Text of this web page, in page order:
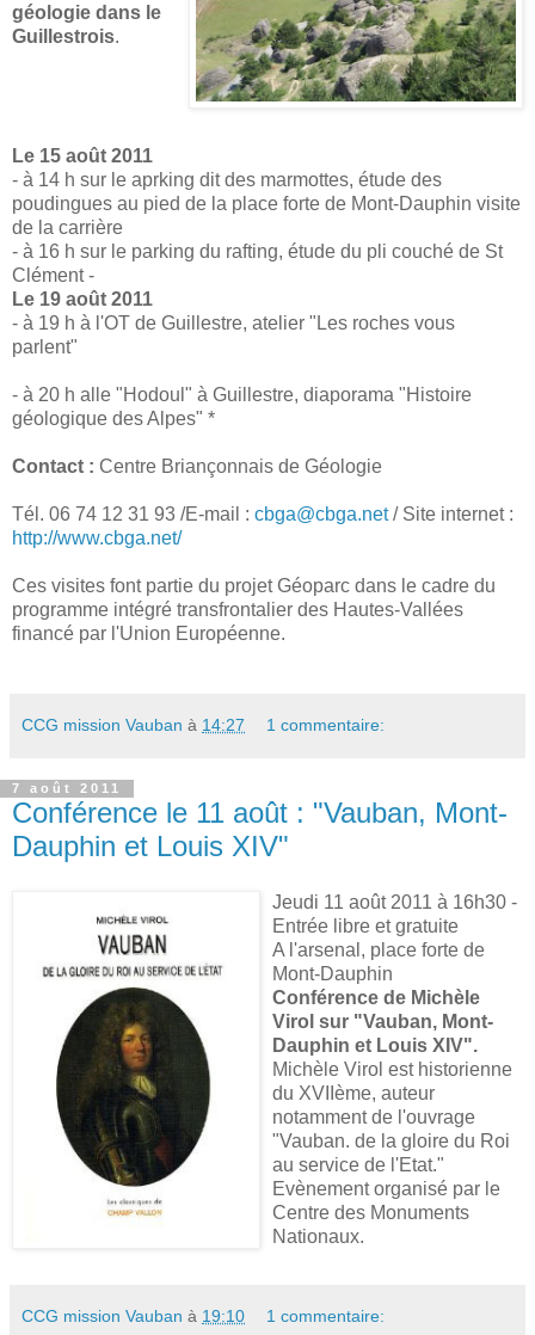
géologie dans le
Guillestrois.
Le 15 août 2011
- à 14 h sur le aprking dit des marmottes, étude des
poudingues au pied de la place forte de Mont-Dauphin visite
de la carrière
- à 16 h sur le parking du rafting, étude du pli couché de St
Clément -
Le 19 août 2011
- à 19 h à l'OT de Guillestre, atelier "Les roches vous
parlent"
- à 20 h alle "Hodoul" à Guillestre, diaporama "Histoire
géologique des Alpes" *
Contact : Centre Briançonnais de Géologie
Tél. 06 74 12 31 93 /E-mail : cbga@cbga.net/ Site internet :
http://www.cbga.net/
Ces visites font partie du projet Géoparc dans le cadre du
programme intégré transfrontalier des Hautes-Vallées
financé par l'Union Européenne.
CCG mission Vauban à 14:27 1 commentaire:
7 août 2011
Conférence le 11 août : "Vauban, Mont-
Dauphin et Louis XIV"
Jeudi 11 août 2011 à 16h30 -
Entrée libre et gratuite
A l'arsenal, place forte de
Mont-Dauphin
Conférence de Michèle
Virol sur "Vauban, Mont-
Dauphin et Louis XIV".
Michèle Virol est historienne
du XVIIème, auteur
notamment de l'ouvrage
"Vauban. de la gloire du Roi
au service de l'Etat."
Evènement organisé par le
Centre des Monuments
Nationaux.
CCG mission Vauban à 19:10 1 commentaire: